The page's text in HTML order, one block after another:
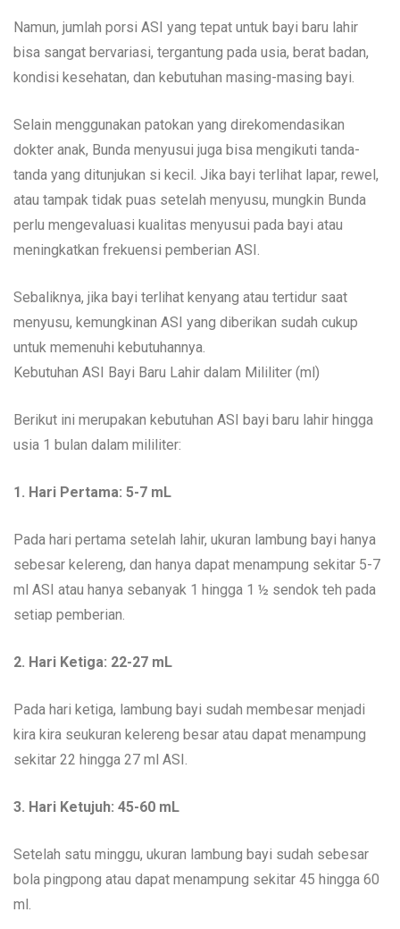
Namun, jumlah porsi ASI yang tepat untuk bayi baru lahir
bisa sangat bervariasi, tergantung pada usia, berat badan,
kondisi kesehatan, dan kebutuhan masing-masing bayi.
Selain menggunakan patokan yang direkomendasikan
dokter anak, Bunda menyusui juga bisa mengikuti tanda-
tanda yang ditunjukan si kecil. Jika bayi terlihat lapar, rewel,
atau tampak tidak puas setelah menyusu, mungkin Bunda
perlu mengevaluasi kualitas menyusui pada bayi atau
meningkatkan frekuensi pemberian ASI.
Sebaliknya, jika bayi terlihat kenyang atau tertidur saat
menyusu, kemungkinan ASI yang diberikan sudah cukup
untuk memenuhi kebutuhannya.
Kebutuhan ASI Bayi Baru Lahir dalam Mililiter (ml)
Berikut ini merupakan kebutuhan ASI bayi baru lahir hingga
usia 1 bulan dalam mililiter:
1. Hari Pertama: 5-7 mL
Pada hari pertama setelah lahir, ukuran lambung bayi hanya
sebesar kelereng, dan hanya dapat menampung sekitar 5-7
ml ASI atau hanya sebanyak 1 hingga 1 ½ sendok teh pada
setiap pemberian.
2. Hari Ketiga: 22-27 mL
Pada hari ketiga, lambung bayi sudah membesar menjadi
kira kira seukuran kelereng besar atau dapat menampung
sekitar 22 hingga 27 ml ASI.
3. Hari Ketujuh: 45-60 mL
Setelah satu minggu, ukuran lambung bayi sudah sebesar
bola pingpong atau dapat menampung sekitar 45 hingga 60
ml.